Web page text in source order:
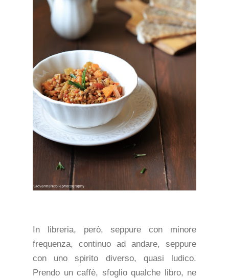
In libreria, però, seppure con minore
frequenza, continuo ad andare, seppure
con uno spirito diverso, quasi ludico.
Prendo un caffè, sfoglio qualche libro, ne